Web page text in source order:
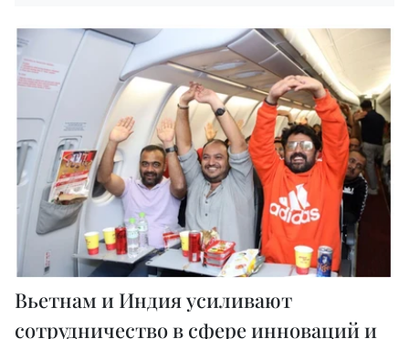
Вьетнам и Индия усиливают
сотрудничество в сфере инноваций и